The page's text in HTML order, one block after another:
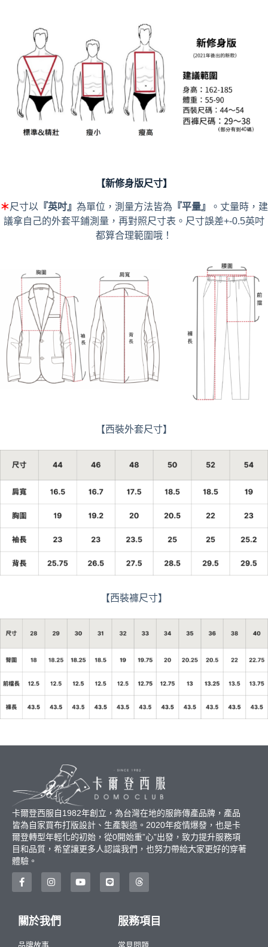
【新修身版尺寸】
＊尺寸以 『英吋』 為單位，測量方法皆為 『平量』
。丈量時，建
議拿自己的外套平鋪測量，再對照尺寸表。尺寸誤差+-0.5英吋
都算合理範圍哦！
【西裝外套尺寸】
【西裝褲尺寸】
卡爾登西服自1982年創立，為台灣在地的服飾傳產品牌，產品
皆為自家買布打版設計、生產製造。2020年疫情爆發，也是卡
爾登轉型年輕化的初始，從0開始重”心”出發，致力提升服務項
目和品質，希望讓更多人認識我們，也努力帶給大家更好的穿著
體驗。
關於我們
品牌故事
服務項目
常見問題